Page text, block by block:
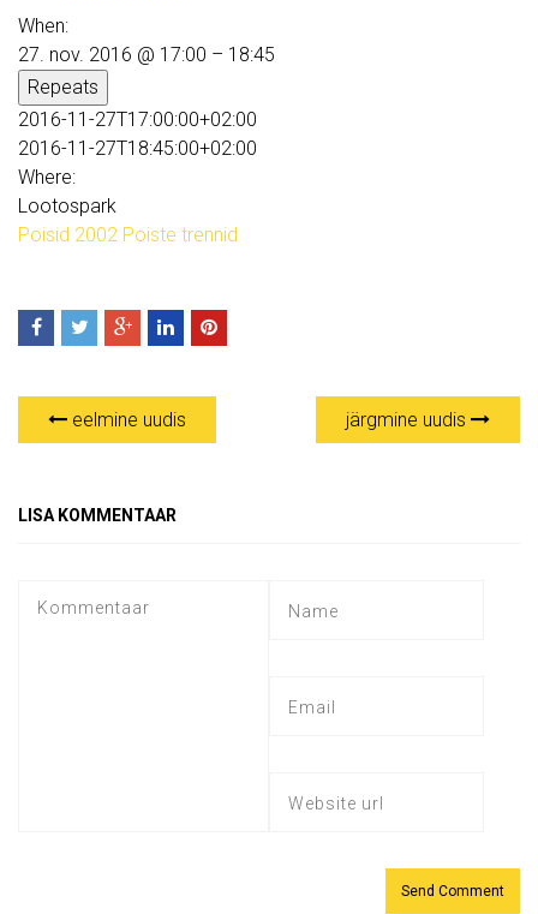
When:
27. nov. 2016 @ 17:00 – 18:45
Repeats
2016-11-27T17:00:00+02:00
2016-11-27T18:45:00+02:00
Where:
Lootospark
Poisid 2002 Poiste trennid
eelmine uudis järgmine uudis
LISA KOMMENTAAR